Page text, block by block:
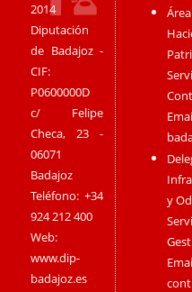
2014
Diputación
de Badajoz -
CIF:
P0600000D
c/ Felipe
Checa, 23 -
06071
Badajoz
Teléfono: +34
924 212 400
Web:
www.dip-
badajoz.es
y